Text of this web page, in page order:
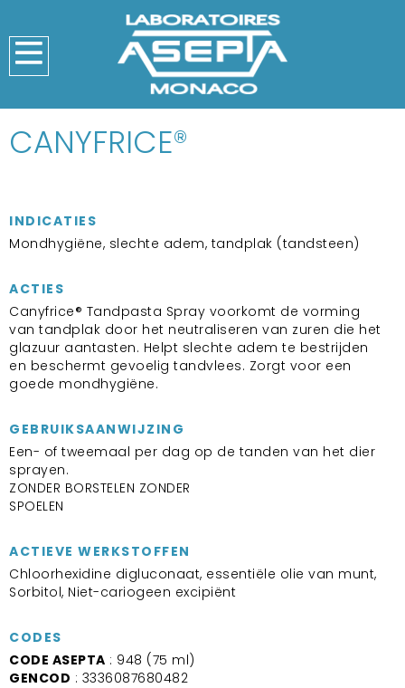
CANYFRICE®
INDICATIES
Mondhygiëne, slechte adem, tandplak (tandsteen)
ACTIES
Canyfrice® Tandpasta Spray voorkomt de vorming
van tandplak door het neutraliseren van zuren die het
glazuur aantasten. Helpt slechte adem te bestrijden
en beschermt gevoelig tandvlees. Zorgt voor een
goede mondhygiëne.
GEBRUIKSAANWIJZING
Een- of tweemaal per dag op de tanden van het dier
sprayen.
ZONDER BORSTELEN ZONDER
SPOELEN
ACTIEVE WERKSTOFFEN
Chloorhexidine digluconaat, essentiële olie van munt,
Sorbitol, Niet-cariogeen excipiënt
CODES
CODE ASEPTA : 948 (75 ml)
GENCOD : 3336087680482